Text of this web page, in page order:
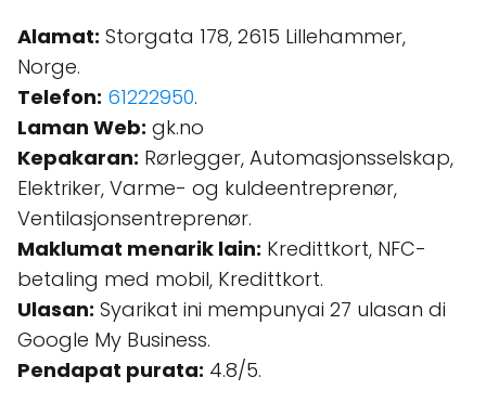
Alamat: Storgata 178, 2615 Lillehammer,
Norge.
Telefon: 61222950.
Laman Web: gk.no
Kepakaran: Rørlegger, Automasjonsselskap,
Elektriker, Varme- og kuldeentreprenør,
Ventilasjonsentreprenør.
Maklumat menarik lain: Kredittkort, NFC-
betaling med mobil, Kredittkort.
Ulasan: Syarikat ini mempunyai 27 ulasan di
Google My Business.
Pendapat purata: 4.8/5.